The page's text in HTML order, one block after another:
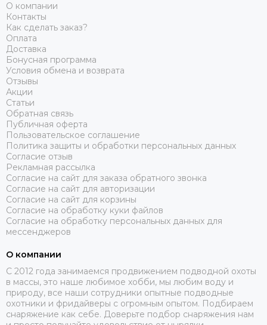
О компании
Контакты
Как сделать заказ?
Оплата
Доставка
Бонусная программа
Условия обмена и возврата
Отзывы
Акции
Статьи
Обратная связь
Публичная оферта
Пользовательское соглашение
Политика защиты и обработки персональных данных
Согласие отзыв
Рекламная рассылка
Согласие на сайт для заказа обратного звонка
Согласие на сайт для авторизации
Согласие на сайт для корзины
Согласие на обработку куки файлов
Согласие на обработку персональных данных для
мессенджеров
О компании
C 2012 года занимаемся продвижением подводной охоты
в массы, это наше любимое хобби, мы любим воду и
природу, все наши сотрудники опытные подводные
охотники и фридайверы с огромным опытом. Подбираем
снаряжение как себе. Доверьте подбор снаряжения нам